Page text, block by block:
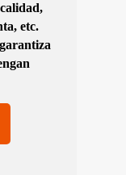
etc.